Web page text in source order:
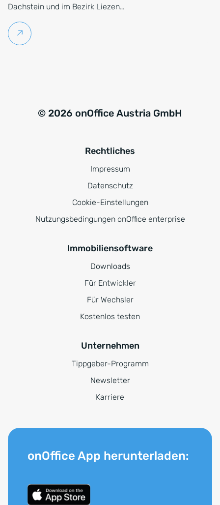
Dachstein und im Bezirk Liezen…
Weiterlesen
© 2026 onOffice Austria GmbH
Rechtliches
Impressum
Datenschutz
Cookie-Einstellungen
Nutzungsbedingungen onOffice enterprise
Immobiliensoftware
Downloads
Für Entwickler
Für Wechsler
Kostenlos testen
Unternehmen
Tippgeber-Programm
Newsletter
Karriere
onOffice App herunterladen: